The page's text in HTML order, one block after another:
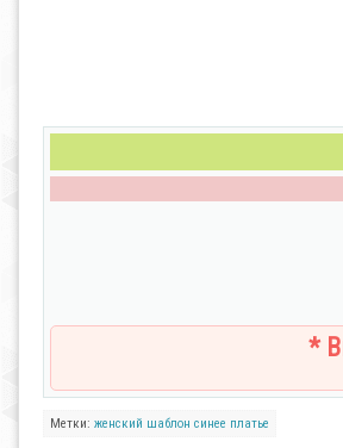
*
Метки: женский шаблон синее платье